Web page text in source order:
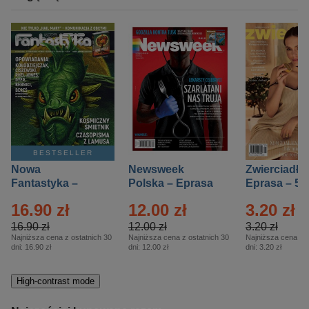
BESTSELLER
Nowa
Fantastyka –
16.90 zł
16.90 zł
Najniższa cena z ostatnich 30
dni: 16.90 zł
Newsweek
Polska – Eprasa
12.00 zł
12.00 zł
Najniższa cena z ostatnich 30
dni: 12.00 zł
Zwierciadło
Eprasa – 5/
3.20 zł
3.20 zł
Najniższa cena z
dni: 3.20 zł
High-contrast mode